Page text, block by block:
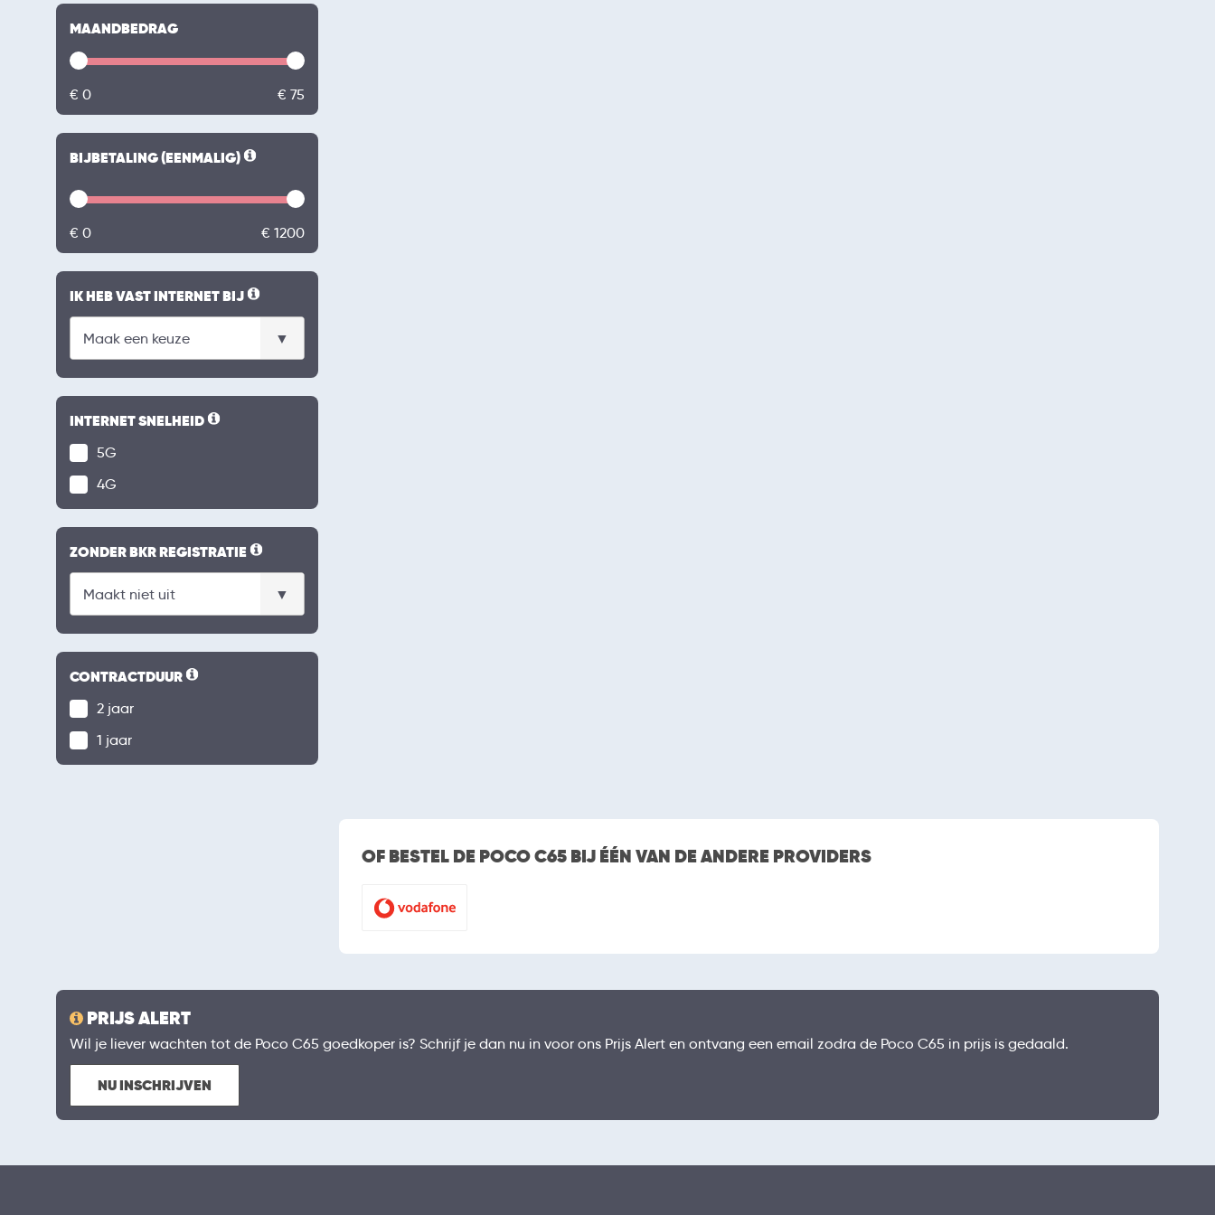
MAANDBEDRAG
€ 0 € 75
BIJBETALING (EENMALIG)
€ 0 € 1200
IK HEB VAST INTERNET BIJ
INTERNET SNELHEID
5G
4G
ZONDER BKR REGISTRATIE
CONTRACTDUUR
2 jaar
1 jaar
OF BESTEL DE POCO C65 BIJ ÉÉN VAN DE ANDERE PROVIDERS
PRIJS ALERT
Wil je liever wachten tot de Poco C65 goedkoper is? Schrijf je dan nu in voor ons Prijs Alert en ontvang een email zodra de Poco C65 in prijs is gedaald.
NU INSCHRIJVEN